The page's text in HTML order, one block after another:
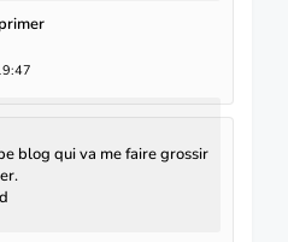
blog qui va me faire grossir